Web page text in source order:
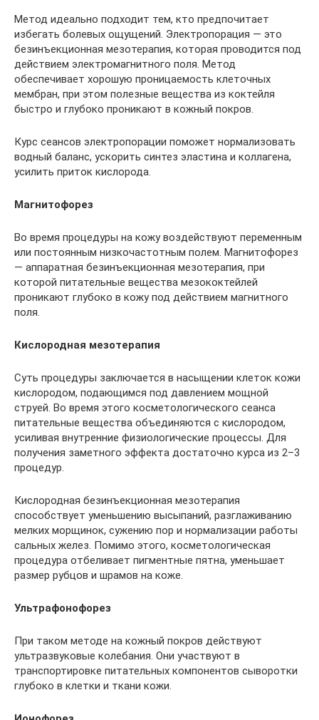
Метод идеально подходит тем, кто предпочитает
избегать болевых ощущений. Электропорация — это
безинъекционная мезотерапия, которая проводится под
действием электромагнитного поля. Метод
обеспечивает хорошую проницаемость клеточных
мембран, при этом полезные вещества из коктейля
быстро и глубоко проникают в кожный покров.
Курс сеансов электропорации поможет нормализовать
водный баланс, ускорить синтез эластина и коллагена,
усилить приток кислорода.
Магнитофорез
Во время процедуры на кожу воздействуют переменным
или постоянным низкочастотным полем. Магнитофорез
— аппаратная безинъекционная мезотерапия, при
которой питательные вещества мезококтейлей
проникают глубоко в кожу под действием магнитного
поля.
Кислородная мезотерапия
Суть процедуры заключается в насыщении клеток кожи
кислородом, подающимся под давлением мощной
струей. Во время этого косметологического сеанса
питательные вещества объединяются с кислородом,
усиливая внутренние физиологические процессы. Для
получения заметного эффекта достаточно курса из 2–3
процедур.
Кислородная безинъекционная мезотерапия
способствует уменьшению высыпаний, разглаживанию
мелких морщинок, сужению пор и нормализации работы
сальных желез. Помимо этого, косметологическая
процедура отбеливает пигментные пятна, уменьшает
размер рубцов и шрамов на коже.
Ультрафонофорез
При таком методе на кожный покров действуют
ультразвуковые колебания. Они участвуют в
транспортировке питательных компонентов сыворотки
глубоко в клетки и ткани кожи.